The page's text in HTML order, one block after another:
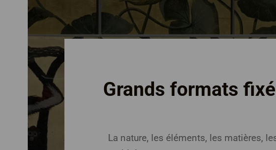
Grands formats
La nature, les éléments, les matières,